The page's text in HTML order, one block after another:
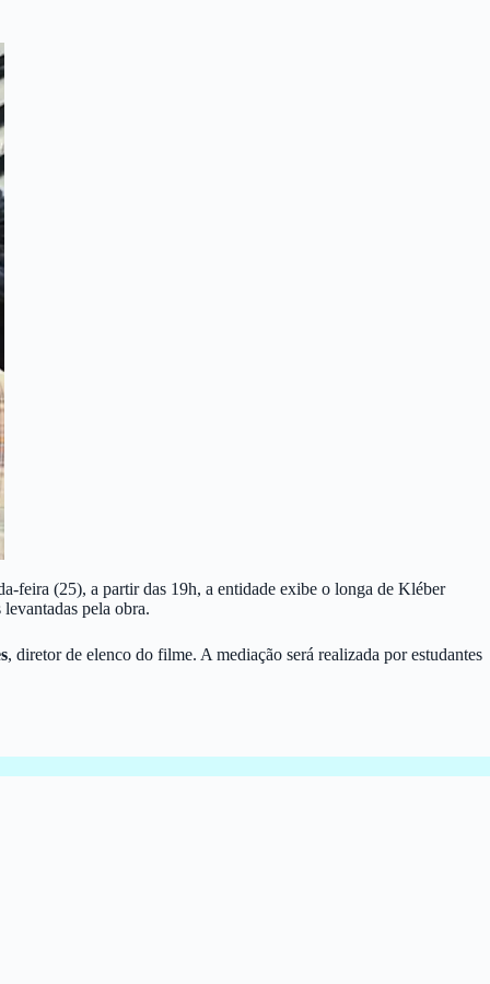
feira (25), a partir das 19h, a entidade exibe o longa de Kléber
pela obra.
, diretor de elenco do filme. A mediação será realizada por estudantes